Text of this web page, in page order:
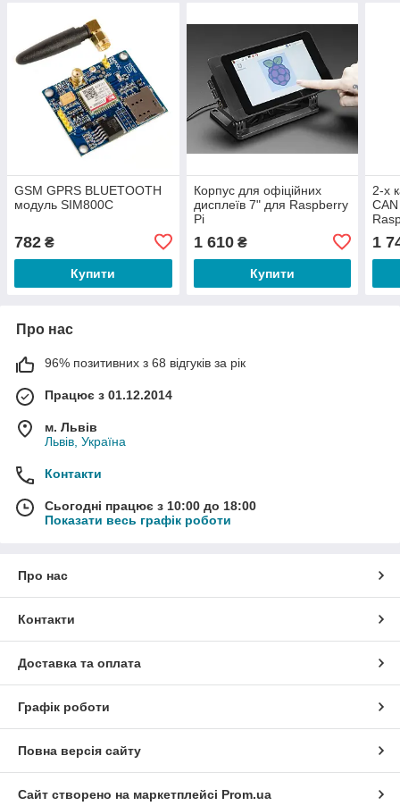
GSM GPRS BLUETOOTH
модуль SIM800C
782 ₴
Купити
Корпус для офіційних
дисплеїв 7" для Raspberry
Pi
1 610₴
Купити
2-х
1
Про нас
96% позитивних з 68 відгуків за рік
Працює з 01.12.2014
м. Львів
Львів, Україна
Контакти
Сьогодні працює з 10:00 до 18:00
Показати весь графік роботи
Про нас
Контакти
Доставка та оплата
Графік роботи
Повна версія сайту
Сайт створено на маркетплейсі Prom.ua